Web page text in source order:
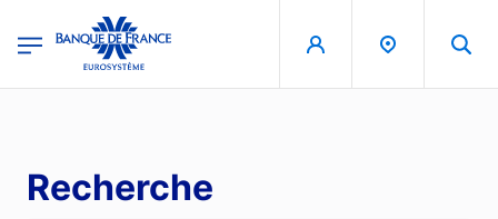
Recherche